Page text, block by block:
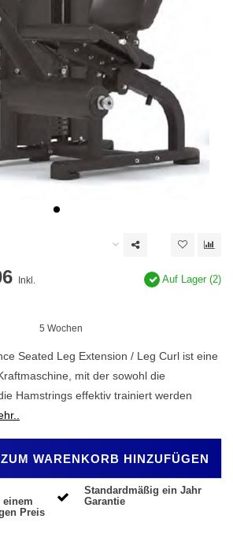
Inkl.
Auf Lager (2)
5 Wochen
Seated Leg Extension / Leg Curl ist eine
mit der sowohl die
Hamstrings effektiv trainiert werden
ZUM WARENKORB HINZUFÜGEN
einem
Preis
Standardmäßig ein Jahr
Garantie